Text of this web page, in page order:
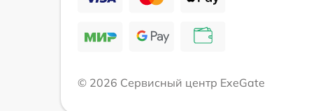
© 2026 Сервисный центр ExeGate